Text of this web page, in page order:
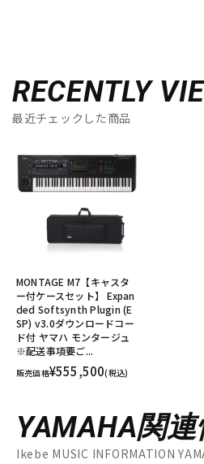
RECENTLY
最近チェックした商品
MONTAGE M7【キャスタ
ー付ケースセット】 Expan
ded Softsynth Plugin (E
SP) v3.0ダウンロードコー
ド付 ヤマハ モンタージュ
※配送事項要ご...
販売価格¥555,500(税込)
YAMAHA関
Ikebe MUSIC INFORMATION